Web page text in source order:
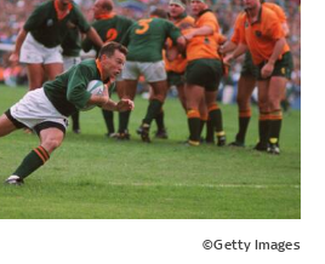
©Getty Images